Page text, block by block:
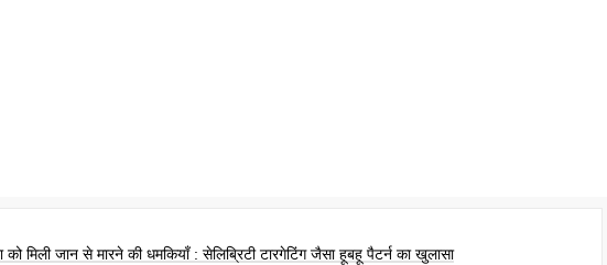
मिली जान से मारने की धमकियाँ : सेलिब्रिटी टारगेटिंग जैसा हूबहू पैटर्न का खुलासा